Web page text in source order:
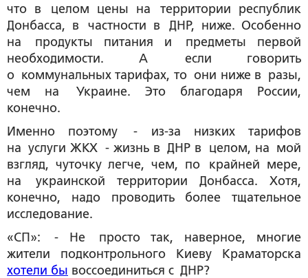
что в целом цены на территории республик
Донбасса, в частности в ДНР, ниже. Особенно
на продукты питания и предметы первой
необходимости. А если говорить
о коммунальных тарифах, то они ниже в разы,
чем на Украине. Это благодаря России,
конечно.
Именно поэтому - из-за низких тарифов
на услуги ЖКХ - жизнь в ДНР в целом, на мой
взгляд, чуточку легче, чем, по крайней мере,
на украинской территории Донбасса. Хотя,
конечно, надо проводить более тщательное
исследование.
«СП»: - Не просто так, наверное, многие
жители подконтрольного Киеву Краматорска
хотели бы воссоединиться с ДНР?